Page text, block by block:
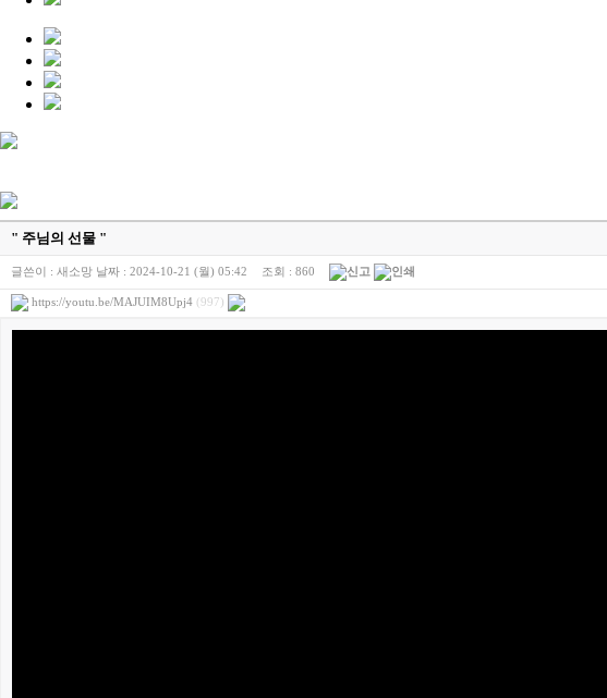
" 주님의 선물 "
글쓴이 : 새소망 날짜 : 2024-10-21 (월) 05:42 조회 : 860
https://youtu.be/MAJUIM8Upj4 (997)